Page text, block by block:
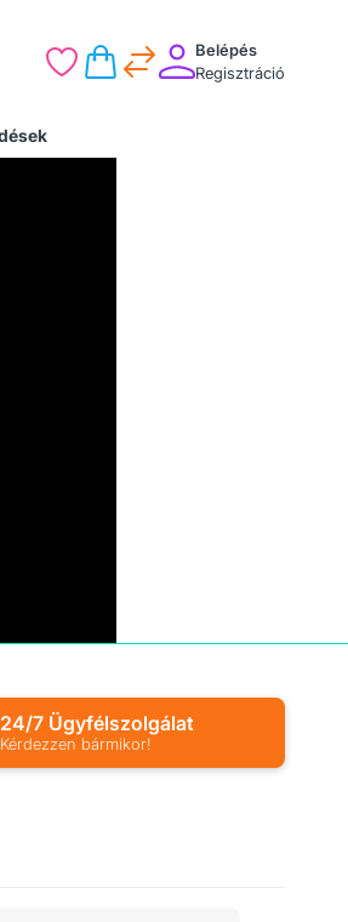
Belépés
Regisztráció
24/7 Ügyfélszolgálat
Kérdezzen bármikor!